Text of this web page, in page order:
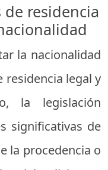
de residencia
la nacionalidad
residencia legal y
la legislación
significativas de
la procedencia o